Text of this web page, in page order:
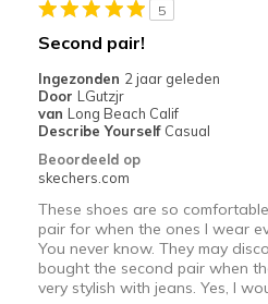
Sizing
Feels true to
View On Shoes
5
Second pair!
Ingezonden 2 jaar geleden
Door LGutzjr
van Long Beach Calif
Describe Yourself Casual
Beoordeeld op
skechers.com
These shoes are so
pair for when the ones I wear
You never know. They may
bought the second pair when
very stylish with jeans. Yes, I